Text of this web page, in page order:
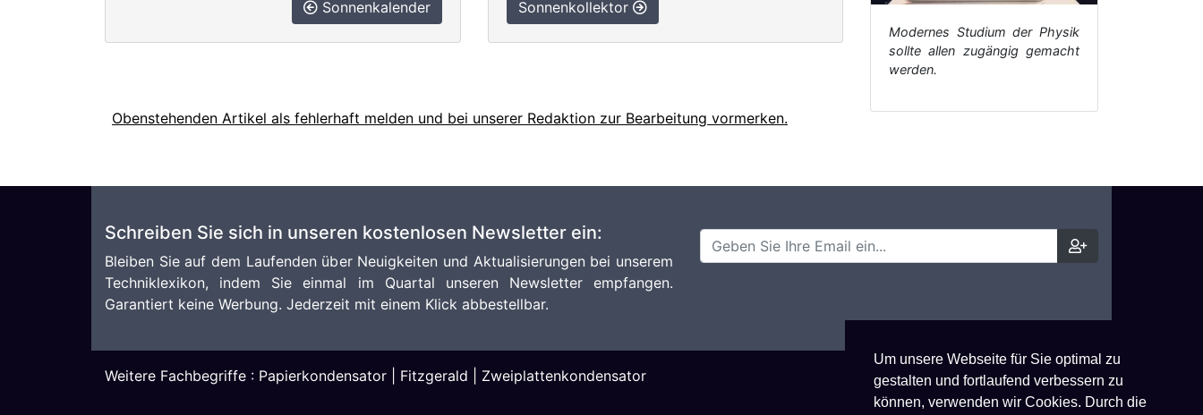
Um unsere Webseite für Sie optimal zu
gestalten und fortlaufend verbessern zu
können, verwenden wir Cookies. Durch die
Sonnenkalender Sonnenkollektor
Obenstehenden Artikel als fehlerhaft melden und bei unserer Redaktion zur Bearbeitung vormerken.
Modernes Studium der Physik
sollte allen zugängig gemacht
werden.
Schreiben Sie sich in unseren kostenlosen Newsletter ein:
Bleiben Sie auf dem Laufenden über Neuigkeiten und Aktualisierungen bei unserem
Techniklexikon, indem Sie einmal im Quartal unseren Newsletter empfangen.
Garantiert keine Werbung. Jederzeit mit einem Klick abbestellbar.
Weitere Fachbegriffe : Papierkondensator Fitzgerald Zweiplattenkondensator